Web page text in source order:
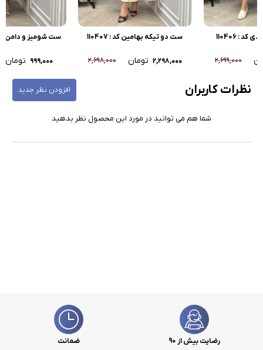
ست دو تیکه بهامین کد : 110407
۲,۲۹۸,۰۰۰ ۲,۶۹۸,۰۰۰
ست شومیز و دامن نگین کد : 110401
۹۹۹,۰۰۰ ۱,۳۹۸,۰۰۰
نظرات کاربران افزودن نظر جدید
شما هم می توانید در مورد این محصول نظر بدهید
رضایت بیش از 90
ضمانت